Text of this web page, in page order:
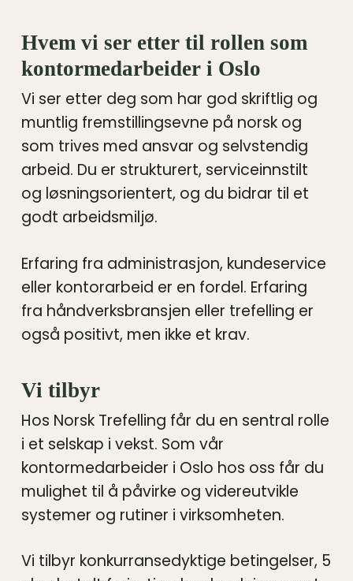
Hvem vi ser etter til rollen som
kontormedarbeider i Oslo
Vi ser etter deg som har god skriftlig og
muntlig fremstillingsevne på norsk og
som trives med ansvar og selvstendig
arbeid. Du er strukturert, serviceinnstilt
og løsningsorientert, og du bidrar til et
godt arbeidsmiljø.
Erfaring fra administrasjon, kundeservice
eller kontorarbeid er en fordel. Erfaring
fra håndverksbransjen eller trefelling er
også positivt, men ikke et krav.
Vi tilbyr
Hos Norsk Trefelling får du en sentral rolle
i et selskap i vekst. Som vår
kontormedarbeider i Oslo hos oss får du
mulighet til å påvirke og videreutvikle
systemer og rutiner i virksomheten.
Vi tilbyr konkurransedyktige betingelser, 5